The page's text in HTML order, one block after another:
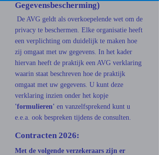
Gegevensbescherming)
De AVG geldt als overkoepelende wet om de
privacy te beschermen. Elke organisatie heeft
een verplichting om duidelijk te maken hoe
zij omgaat met uw gegevens. In het kader
hiervan heeft de praktijk een AVG verklaring
waarin staat beschreven hoe de praktijk
omgaat met uw gegevens. U kunt deze
verklaring inzien onder het kopje
'formulieren' en vanzelfsprekend kunt u
e.e.a. ook bespreken tijdens de consulten.
Contracten 2026:
Met de volgende verzekeraars zijn er